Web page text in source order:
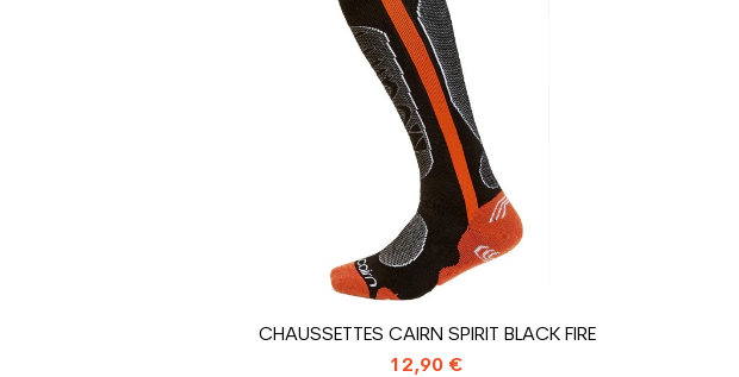
En achetant d'occasion : Economie CO² (en kg)
CHAUSSETTES CAIRN SPIRIT BLACK FIRE
12,90 €